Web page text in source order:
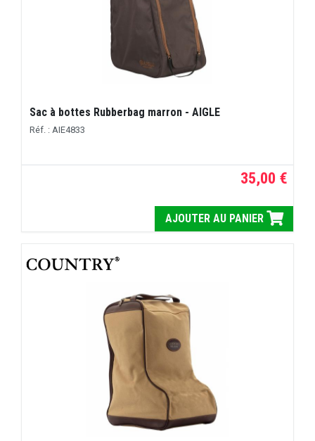
Sac à bottes Rubberbag marron - AIGLE
Réf. : AIE4833
35,00 €
AJOUTER AU PANIER